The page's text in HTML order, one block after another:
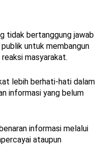
tidak bertanggung jawab
untuk membangun
masyarakat.
lebih berhati-hati dalam
informasi yang belum
informasi melalui
ataupun